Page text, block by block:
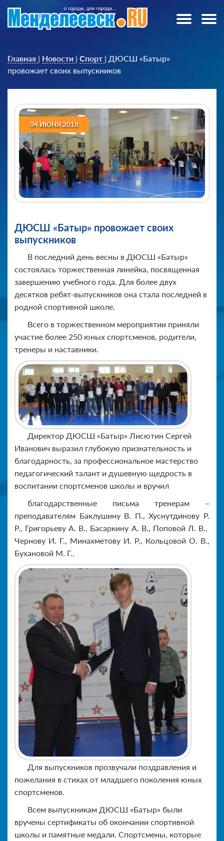
Главная | Новости | Спорт | ДЮСШ «Батыр»
провожает своих выпускников
04 ИЮНЯ 2018
ДЮСШ «Батыр» провожает своих
выпускников
В последний день весны в ДЮСШ «Батыр»
состоялась торжественная линейка, посвященная
завершению учебного года. Для более двух
десятков ребят-выпускников она стала последней в
родной спортивной школе.
Всего в торжественном мероприятии приняли
участие более 250 юных спортсменов, родители,
тренеры и наставники.
Директор ДЮСШ «Батыр» Лисютин Сергей
Иванович выразил глубокую признательность и
благодарность, за профессиональное мастерство
педагогический талант и душевную щедрость в
воспитании спортсменов школы и вручил
благодарственные письма тренерам –
преподавателям Баклушину В. П., Хуснутдинову Р.
Р., Григорьеву А. В., Басаркину А. В., Поповой Л. В.,
Чернову И. Г., Минахметову И. Р., Кольцовой О. В.,
Бухановой М. Г..
Для выпускников прозвучали поздравления и
пожелания в стихах от младшего поколения юных
спортсменов.
Всем выпускникам ДЮСШ «Батыр» были
вручены сертификаты об окончании спортивной
школы и памятные медали. Спортсмены, которые